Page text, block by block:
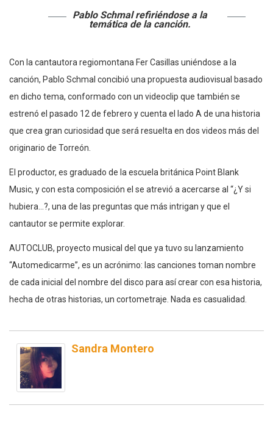
Pablo Schmal refiriéndose a la
temática de la canción.
Con la cantautora regiomontana Fer Casillas uniéndose a la
canción, Pablo Schmal concibió una propuesta audiovisual basado
en dicho tema, conformado con un videoclip que también se
estrenó el pasado 12 de febrero y cuenta el lado A de una historia
que crea gran curiosidad que será resuelta en dos videos más del
originario de Torreón.
El productor, es graduado de la escuela británica Point Blank
Music, y con esta composición el se atrevió a acercarse al “¿Y si
hubiera…?, una de las preguntas que más intrigan y que el
cantautor se permite explorar.
AUTOCLUB, proyecto musical del que ya tuvo su lanzamiento
“Automedicarme”, es un acrónimo: las canciones toman nombre
de cada inicial del nombre del disco para así crear con esa historia,
hecha de otras historias, un cortometraje. Nada es casualidad.
Sandra Montero